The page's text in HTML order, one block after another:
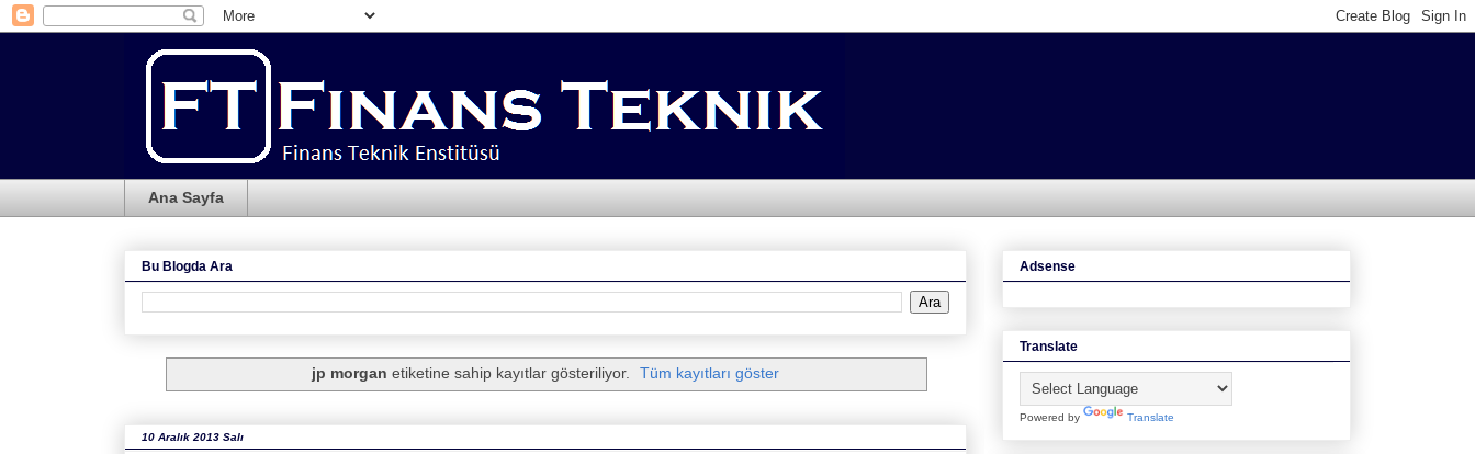
Ana Sayfa
Bu Blogda Ara
jp morgan etiketine sahip kayıtlar gösteriliyor. Tüm kayıtları göster
10 Aralık 2013 Salı
Adsense
Translate
Powered by Translate